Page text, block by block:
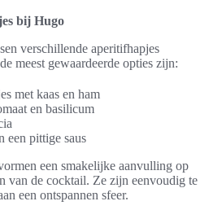
bij Hugo
verschillende aperitifhapjes
meest gewaardeerde opties zijn:
met kaas en ham
en basilicum
een pittige saus
een smakelijke aanvulling op
van de cocktail. Ze zijn eenvoudig te
een ontspannen sfeer.